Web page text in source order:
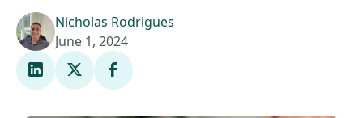
Nicholas Rodrigues
June 1, 2024